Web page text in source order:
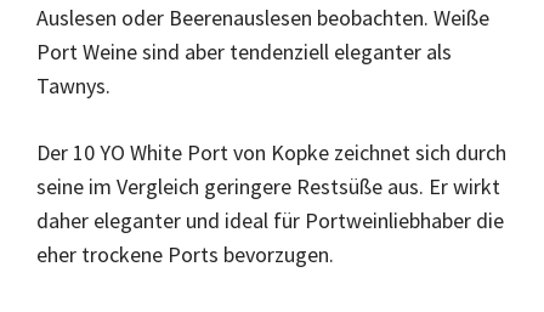
Auslesen oder Beerenauslesen beobachten. Weiße
Port Weine sind aber tendenziell eleganter als
Tawnys.
Der 10 YO White Port von Kopke zeichnet sich durch
seine im Vergleich geringere Restsüße aus. Er wirkt
daher eleganter und ideal für Portweinliebhaber die
eher trockene Ports bevorzugen.